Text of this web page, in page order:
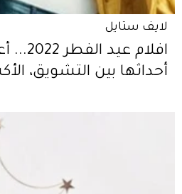
لايف ستايل
افلام
أحداثها بين التشويق،